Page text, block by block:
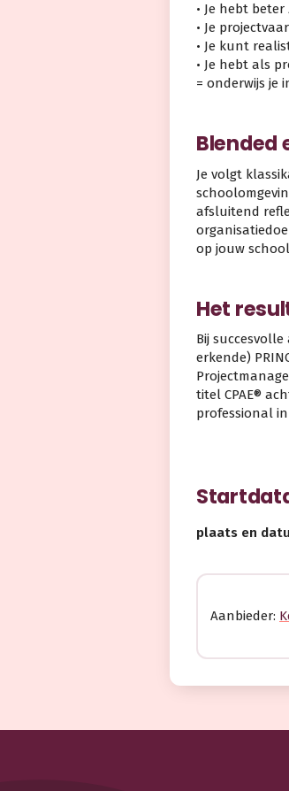
• Je hebt
• Je
• Je kunt
• Je hebt als
= onderwijs je
Blended
Je volgt
afsluitend
op jouw
Het
Bij
erkende)
titel CPAE®
professional
plaats en
Aanbieder: